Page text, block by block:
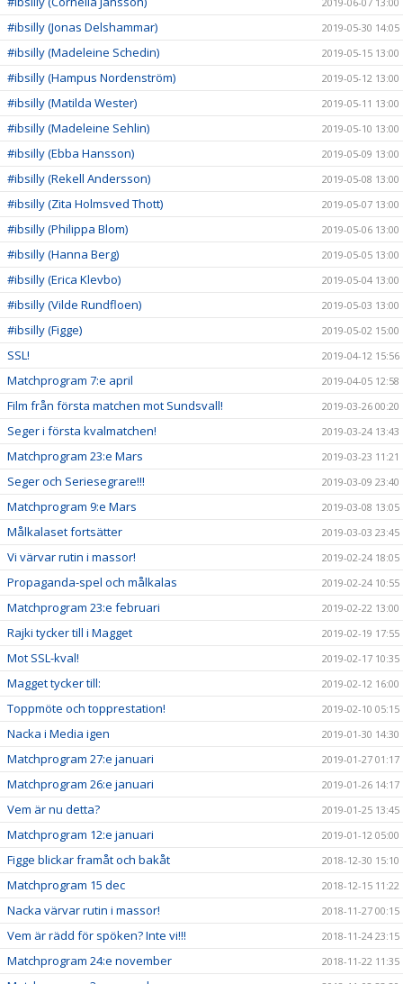
#ibsilly (Jonas Delshammar) 2019-05-30 14:05
#ibsilly (Madeleine Schedin) 2019-05-15 13:00
#ibsilly (Hampus Nordenström) 2019-05-12 13:00
#ibsilly (Matilda Wester) 2019-05-11 13:00
#ibsilly (Madeleine Sehlin) 2019-05-10 13:00
#ibsilly (Ebba Hansson) 2019-05-09 13:00
#ibsilly (Rekell Andersson) 2019-05-08 13:00
#ibsilly (Zita Holmsved Thott) 2019-05-07 13:00
#ibsilly (Philippa Blom) 2019-05-06 13:00
#ibsilly (Hanna Berg) 2019-05-05 13:00
#ibsilly (Erica Klevbo) 2019-05-04 13:00
#ibsilly (Vilde Rundfloen) 2019-05-03 13:00
#ibsilly (Figge) 2019-05-02 15:00
SSL! 2019-04-12 15:56
Matchprogram 7:e april 2019-04-05 12:58
Film från första matchen mot Sundsvall! 2019-03-26 00:20
Seger i första kvalmatchen! 2019-03-24 13:43
Matchprogram 23:e Mars 2019-03-23 11:21
Seger och Seriesegrare!!! 2019-03-09 23:40
Matchprogram 9:e Mars 2019-03-08 13:05
Målkalaset fortsätter 2019-03-03 23:45
Vi värvar rutin i massor! 2019-02-24 18:05
Propaganda-spel och målkalas 2019-02-24 10:55
Matchprogram 23:e februari 2019-02-22 13:00
Rajki tycker till i Magget 2019-02-19 17:55
Mot SSL-kval! 2019-02-17 10:35
Magget tycker till: 2019-02-12 16:00
Toppmöte och topprestation! 2019-02-10 05:15
Nacka i Media igen 2019-01-30 14:30
Matchprogram 27:e januari 2019-01-27 01:17
Matchprogram 26:e januari 2019-01-26 14:17
Vem är nu detta? 2019-01-25 13:45
Matchprogram 12:e januari 2019-01-12 05:00
Figge blickar framåt och bakåt 2018-12-30 15:10
Matchprogram 15 dec 2018-12-15 11:22
Nacka värvar rutin i massor! 2018-11-27 00:15
Vem är rädd för spöken? Inte vi!!! 2018-11-24 23:15
Matchprogram 24:e november 2018-11-22 11:35